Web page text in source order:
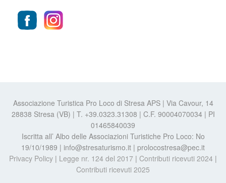
Associazione Turistica Pro Loco di Stresa APS | Via Cavour, 14
28838 Stresa (VB) | T. +39.0323.31308 | C.F. 90004070034 | PI
01465840039
Iscritta all’ Albo delle Associazioni Turistiche Pro Loco: No
19/10/1989 | info@stresaturismo.it | prolocostresa@pec.it
Privacy Policy | Legge nr. 124 del 2017 | Contributi ricevuti 2024 |
Contributi ricevuti 2025